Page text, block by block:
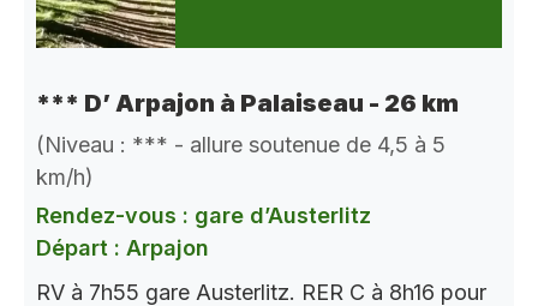
*** D’ Arpajon à Palaiseau - 26 km
(Niveau : *** - allure soutenue de 4,5 à 5
km/h)
Rendez-vous : gare d’Austerlitz
Départ : Arpajon
RV à 7h55 gare Austerlitz. RER C à 8h16 pour